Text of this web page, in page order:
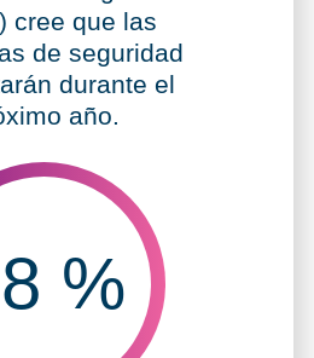
cree que las
de seguridad
durante el
año.
%